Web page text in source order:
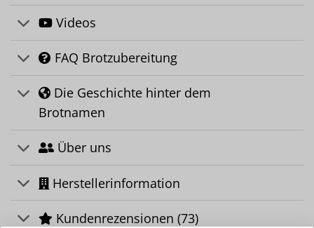
Videos
FAQ Brotzubereitung
Die Geschichte hinter dem
Brotnamen
Über uns
Herstellerinformation
Kundenrezensionen (73)